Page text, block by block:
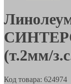
(т.2мм/
Код товара: 624974